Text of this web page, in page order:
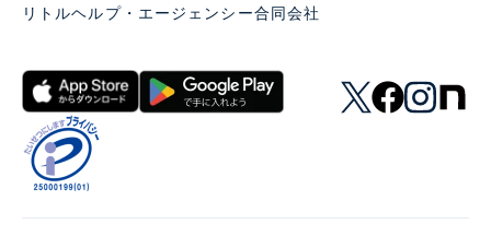
リトルヘルプ・エージェンシー合同会社